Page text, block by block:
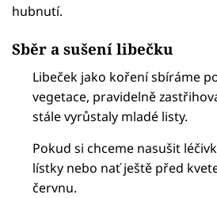
hubnutí.
Sběr a sušení libečku
Libeček jako koření sbíráme
vegetace, pravidelně
stále vyrůstaly mladé listy.
Pokud si chceme nasušit
lístky nebo nať ještě před
červnu.